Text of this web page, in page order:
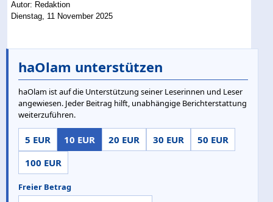
Autor: Redaktion
Dienstag, 11 November 2025
haOlam unterstützen
haOlam ist auf die Unterstützung seiner Leserinnen und Leser
angewiesen. Jeder Beitrag hilft, unabhängige Berichterstattung
weiterzuführen.
5 EUR 10 EUR 20 EUR 30 EUR
50 EUR
100 EUR
Freier Betrag